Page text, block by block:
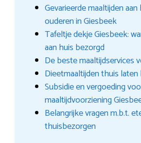
Gevarieerde maaltijden
ouderen in Giesbeek
Tafeltje dekje Giesbeek:
aan huis bezorgd
De beste maaltijdservices
Dieetmaaltijden thuis
Subsidie en vergoeding
maaltijdvoorziening
Belangrijke vragen m.b.t.
thuisbezorgen